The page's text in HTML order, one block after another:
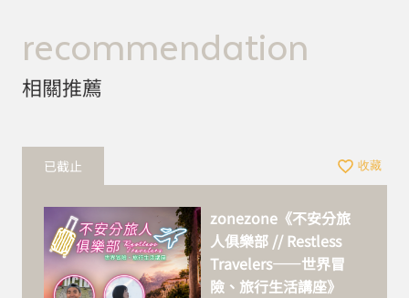
recommendation
相關推薦
已截止 收藏
zonezone《不安分旅
人俱樂部 // Restless
Travelers——世界冒
險、旅行生活講座》